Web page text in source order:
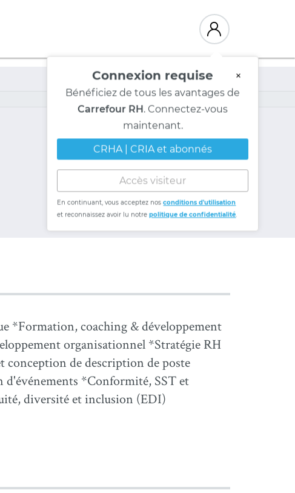
Connexion requise ×
Bénéficiez de tous les avantages de
Carrefour RH . Connectez-vous
maintenant.
CRHA | CRIA et abonnés
Accès visiteur
En continuant, vous acceptez nosconditions d'utilisation
et reconnaissez avoir lu notrepolitique de confidentialité
*Formation, coaching & développement
organisationnel *Stratégie RH
conception de description de poste
*Conformité, SST et
diversité et inclusion (EDI)